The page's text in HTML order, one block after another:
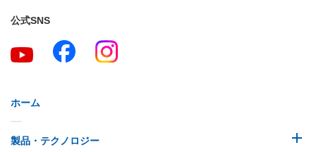
公式SNS
ホーム
製品・テクノロジー